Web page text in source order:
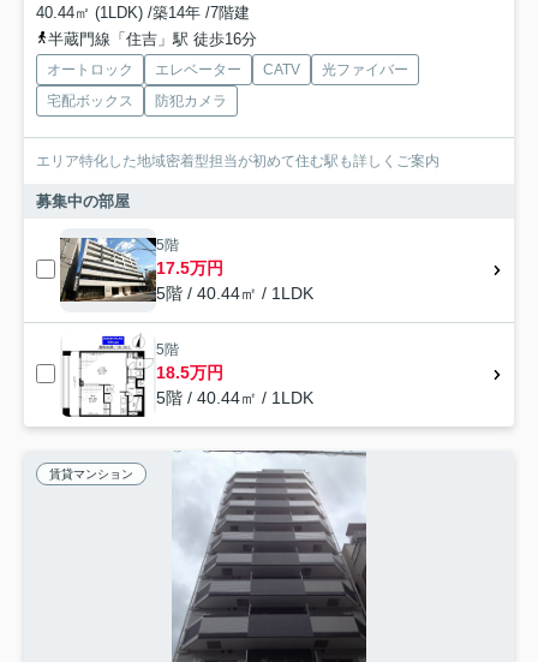
40.44㎡ (1LDK) /築14年 /7階建
半蔵門線「住吉」駅 徒歩16分
オートロック エレベーター CATV
光ファイバー
宅配ボックス
防犯カメラ
エリア特化した地域密着型担当が初めて住む駅も詳しくご案内
募集中の部屋
5階
17.5万円
5階 / 40.44㎡ / 1LDK
5階
18.5万円
5階 / 40.44㎡ / 1LDK
賃貸マンション